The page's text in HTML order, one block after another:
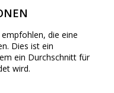
die eine
Dies ist ein
ein Durchschnitt für
wird.